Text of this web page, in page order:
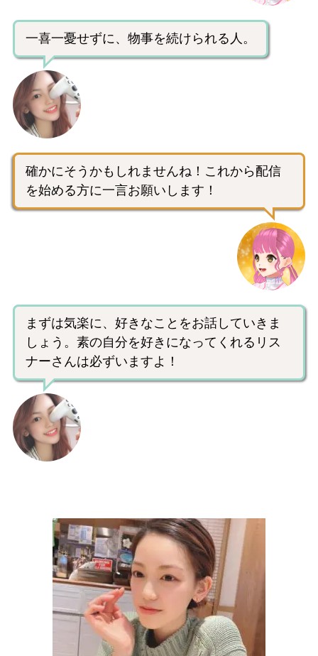
一喜一憂せずに、物事を続けられる人。
確かにそうかもしれませんね！これから配信
を始める方に一言お願いします！
まずは気楽に、好きなことをお話していきま
しょう。素の自分を好きになってくれるリス
ナーさんは必ずいますよ！